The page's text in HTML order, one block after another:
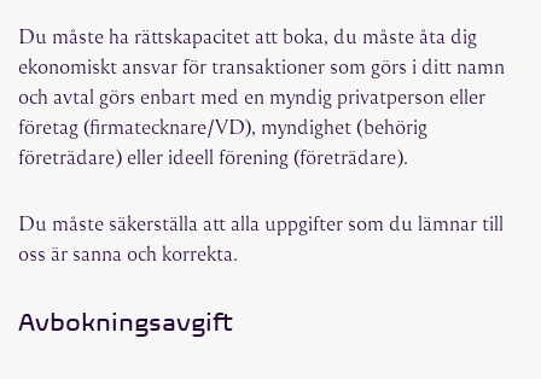
Du måste ha rättskapacitet att boka, du måste åta dig
ekonomiskt ansvar för transaktioner som görs i ditt namn
och avtal görs enbart med en myndig privatperson eller
företag (firmatecknare/VD), myndighet (behörig
företrädare) eller ideell förening (företrädare).
Du måste säkerställa att alla uppgifter som du lämnar till
oss är sanna och korrekta.
Avbokningsavgift